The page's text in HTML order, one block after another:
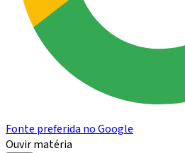
Fonte preferida no Google
Ouvir matéria